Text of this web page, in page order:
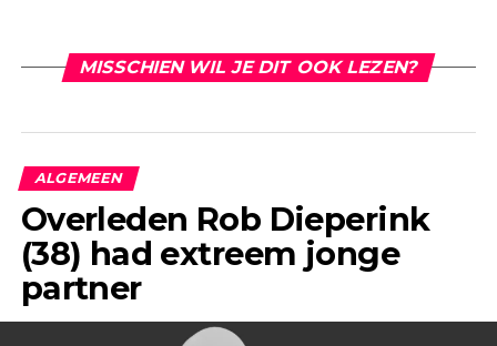
MISSCHIEN WIL JE DIT OOK LEZEN?
ALGEMEEN
Overleden Rob Dieperink
(38) had extreem jonge
partner